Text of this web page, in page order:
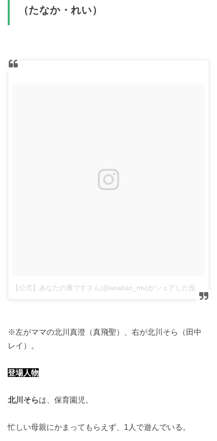
（たなか・れい）
※左がママの北川真澄（真飛聖）、右が北川そら（田中
レイ）。
登場人物
北川そらは、保育園児。
忙しい母親にかまってもらえず、1人で遊んでいる。